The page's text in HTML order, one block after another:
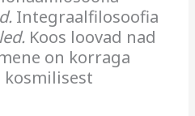
Integraalfilosoofia
Koos loovad nad
on korraga
kosmilisest